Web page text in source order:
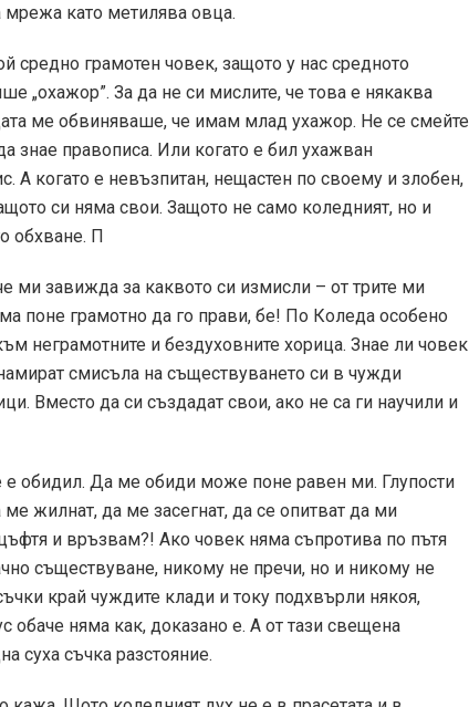
като метилява овца.
средно грамотен човек, защото у нас средното
„охажор”. За да не си мислите, че това е някаква
ме обвиняваше, че имам млад ухажор. Не се смейте
знае правописа. Или когато е бил ухажван
А когато е невъзпитан, нещастен по своему и злобен,
си няма свои. Защото не само коледният, но и
обхване. П
ми завижда за каквото си измисли – от трите ми
поне грамотно да го прави, бе! По Коледа особено
неграмотните и бездуховните хорица. Знае ли човек
смисъла на съществуването си в чужди
Вместо да си създадат свои, ако не са ги научили и
е обидил. Да ме обиди може поне равен ми. Глупости
жилнат, да ме засегнат, да се опитват да ми
и връзвам?! Ако човек няма съпротива по пътя
съществуване, никому не пречи, но и никому не
край чуждите клади и току подхвърли някоя,
обаче няма как, доказано е. А от тази свещена
суха съчка разстояние.